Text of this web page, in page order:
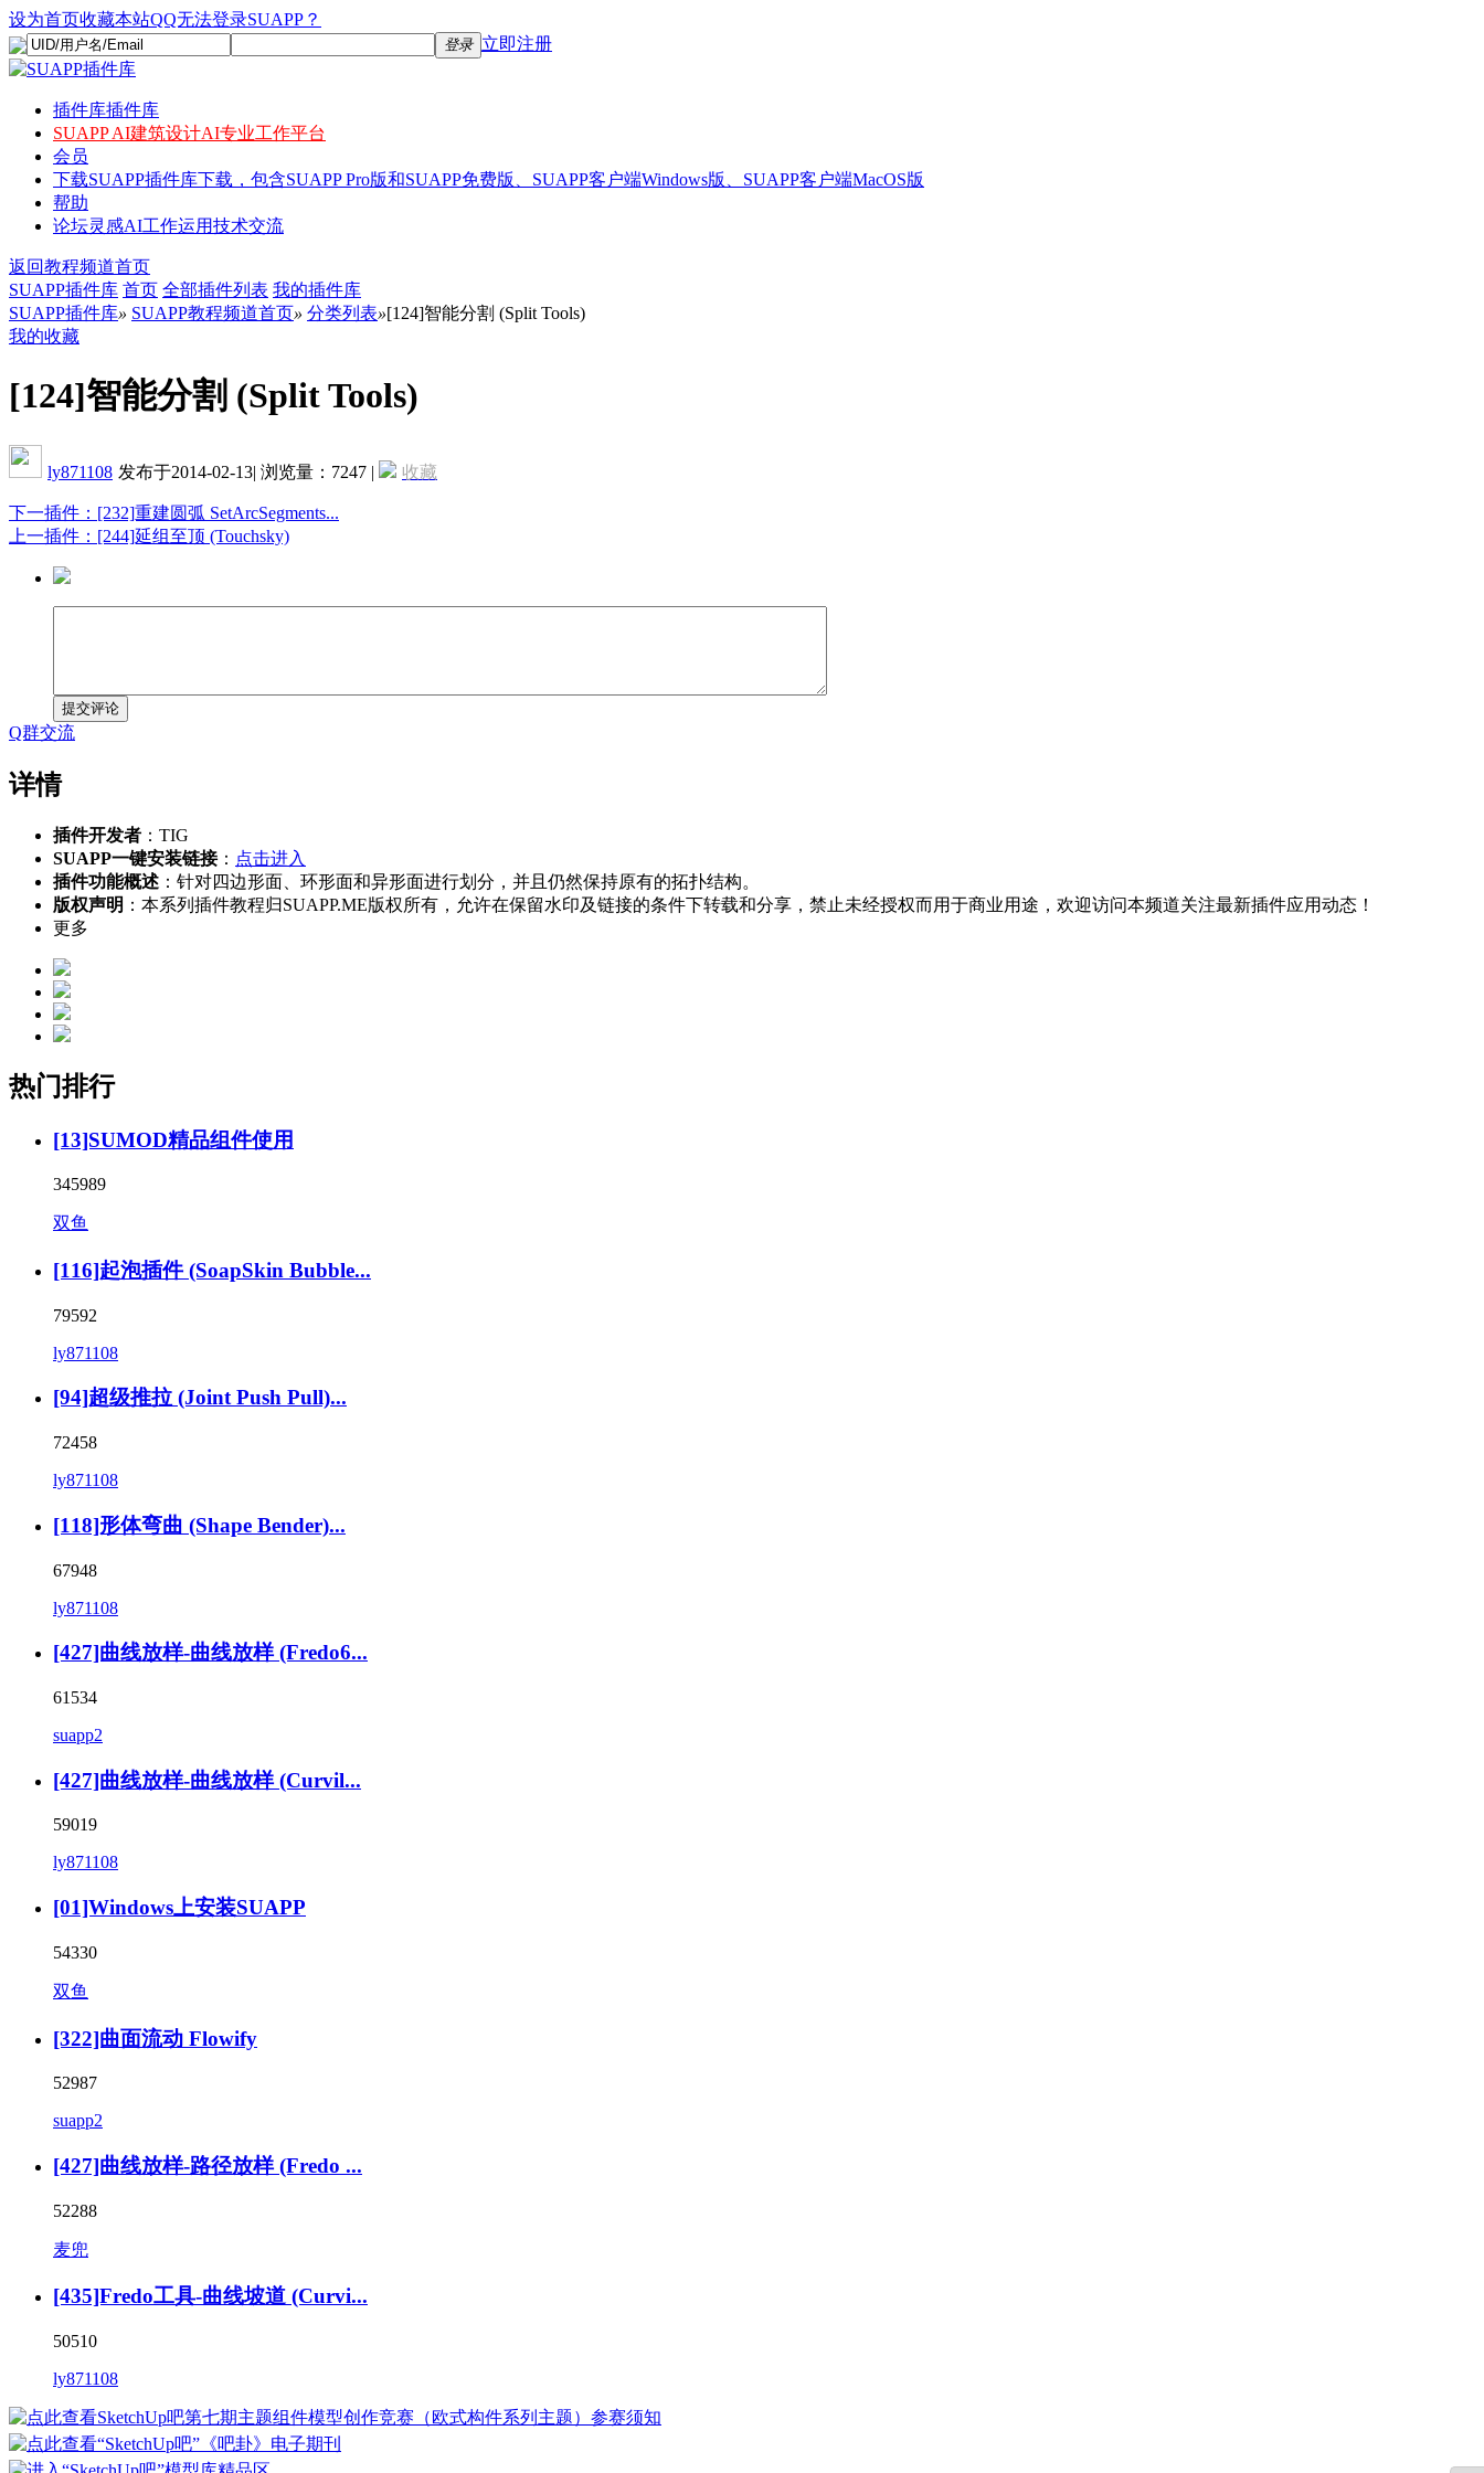
设为首页收藏本站QQ无法登录SUAPP？
登录 立即注册
插件库插件库
SUAPP AI建筑设计AI专业工作平台
会员
下载SUAPP插件库下载，包含SUAPP Pro版和SUAPP免费版、SUAPP客户端Windows版、SUAPP客户端MacOS版
帮助
论坛灵感AI工作运用技术交流
返回教程频道首页
SUAPP插件库 首页 全部插件列表 我的插件库
SUAPP插件库» SUAPP教程频道首页» 分类列表»[124]智能分割 (Split Tools)
我的收藏
[124]智能分割 (Split Tools)
ly871108 发布于2014-02-13| 浏览量：7247 | 收藏
下一插件：[232]重建圆弧 SetArcSegments...
上一插件：[244]延组至顶 (Touchsky)
提交评论
Q群交流
详情
插件开发者 ：TIG
SUAPP一键安装链接： 点击进入
插件功能概述 ：针对四边形面、环形面和异形面进行划分，并且仍然保持原有的拓扑结构。
版权声明 ：本系列插件教程归SUAPP.ME版权所有，允许在保留水印及链接的条件下转载和分享，禁止未经授权而用于商业用途，欢迎访问本频道关注最新插件应用动态！
更多
热门排行
[13]SUMOD精品组件使用
345989
双鱼
[116]起泡插件 (SoapSkin Bubble...
79592
ly871108
[94]超级推拉 (Joint Push Pull)...
72458
ly871108
[118]形体弯曲 (Shape Bender)...
67948
ly871108
[427]曲线放样-曲线放样 (Fredo6...
61534
suapp2
[427]曲线放样-曲线放样 (Curvil...
59019
ly871108
[01]Windows上安装SUAPP
54330
双鱼
[322]曲面流动 Flowify
52987
suapp2
[427]曲线放样-路径放样 (Fredo ...
52288
麦兜
[435]Fredo工具-曲线坡道 (Curvi...
50510
ly871108